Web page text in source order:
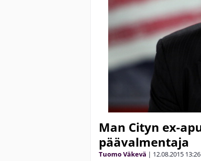
Man Cityn ex-
päävalmentaja
Tuomo Väkevä | 12.08.2015 13:26